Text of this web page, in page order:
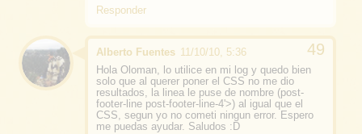
Responder
Alberto Fuentes 11/10/10, 5:36
Hola Oloman, lo utilice en mi log y quedo bien
solo que al querer poner el CSS no me dio
resultados, la linea le puse de nombre (post-
footer-line post-footer-line-4'>) al igual que el
CSS, segun yo no cometi ningun error. Espero
me puedas ayudar. Saludos :D